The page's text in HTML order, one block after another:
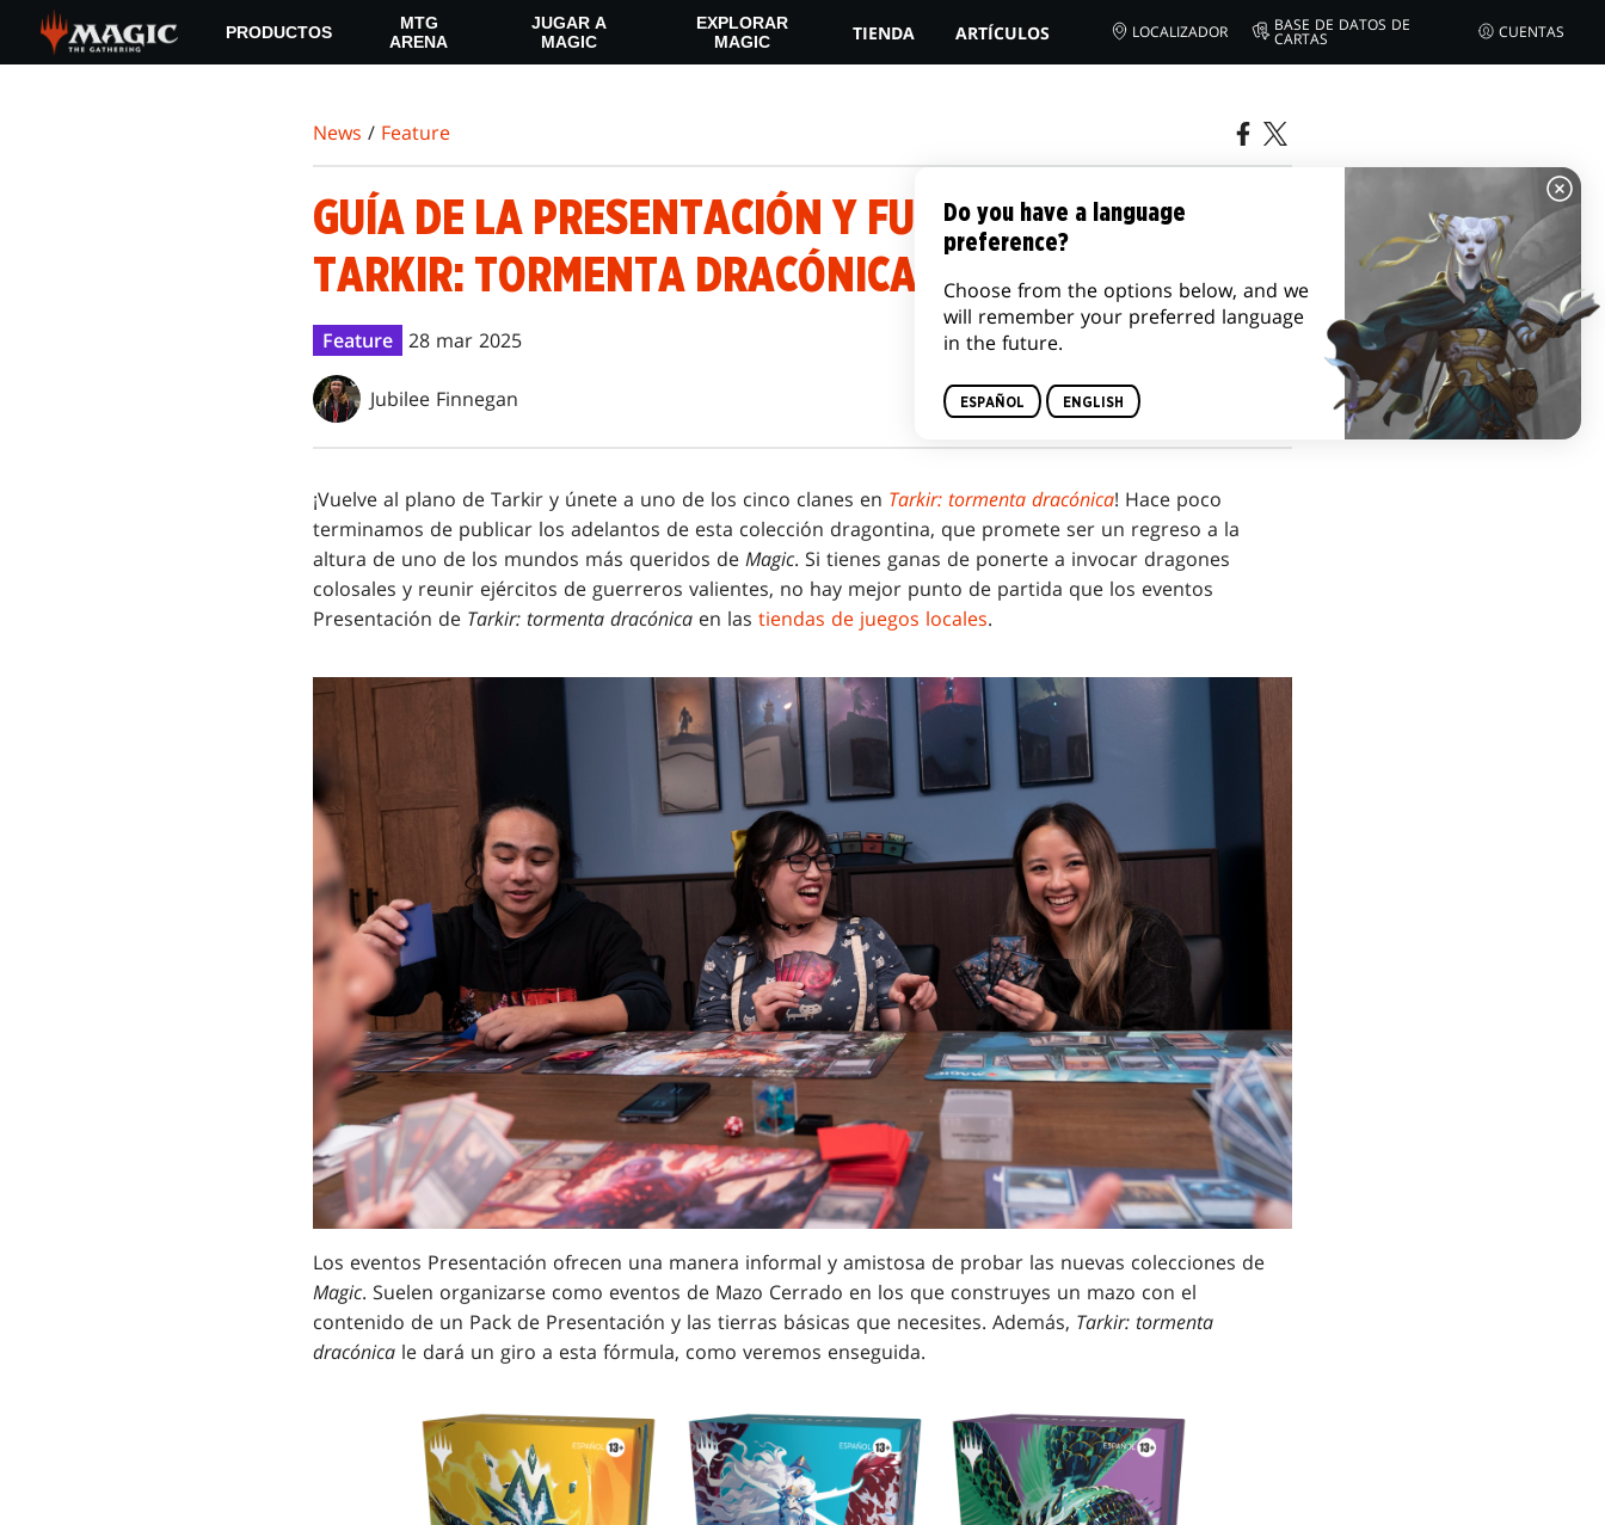
main
PRODUCTOS
MTG
ARENA
JUGAR A
MAGIC
EXPLORAR
MAGIC
TIENDA ARTÍCULOS LOCALIZADOR BASE DE DATOS DE
CARTAS CUENTAS
News / Feature
GUÍA DE LA PRESENTACIÓN Y FUNDAMENTOS DE
TARKIR: TORMENTA DRACÓNICA
Feature 28 mar 2025
Jubilee Finnegan
¡Vuelve al plano de Tarkir y únete a uno de los cinco clanes en Tarkir: tormenta dracónica! Hace poco
terminamos de publicar los adelantos de esta colección dragontina, que promete ser un regreso a la
altura de uno de los mundos más queridos de Magic. Si tienes ganas de ponerte a invocar dragones
colosales y reunir ejércitos de guerreros valientes, no hay mejor punto de partida que los eventos
Presentación de Tarkir: tormenta dracónica en las tiendas de juegos locales.
Los eventos Presentación ofrecen una manera informal y amistosa de probar las nuevas colecciones de
Magic. Suelen organizarse como eventos de Mazo Cerrado en los que construyes un mazo con el
contenido de un Pack de Presentación y las tierras básicas que necesites. Además, Tarkir: tormenta
dracónica le dará un giro a esta fórmula, como veremos enseguida.
Do you have a language
preference?
Choose from the options below, and we
will remember your preferred language
in the future.
ESPAÑOL ENGLISH